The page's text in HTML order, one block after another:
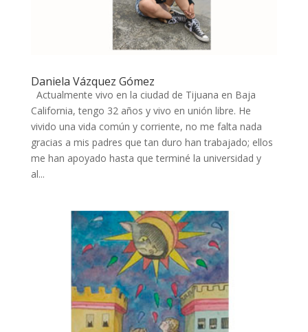
Daniela Vázquez Gómez
Actualmente vivo en la ciudad de Tijuana en Baja
California, tengo 32 años y vivo en unión libre. He
vivido una vida común y corriente, no me falta nada
gracias a mis padres que tan duro han trabajado; ellos
me han apoyado hasta que terminé la universidad y
al...